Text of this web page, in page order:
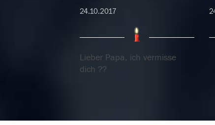
24.10.2017
Lieber Papa, ich vermisse
dich ??